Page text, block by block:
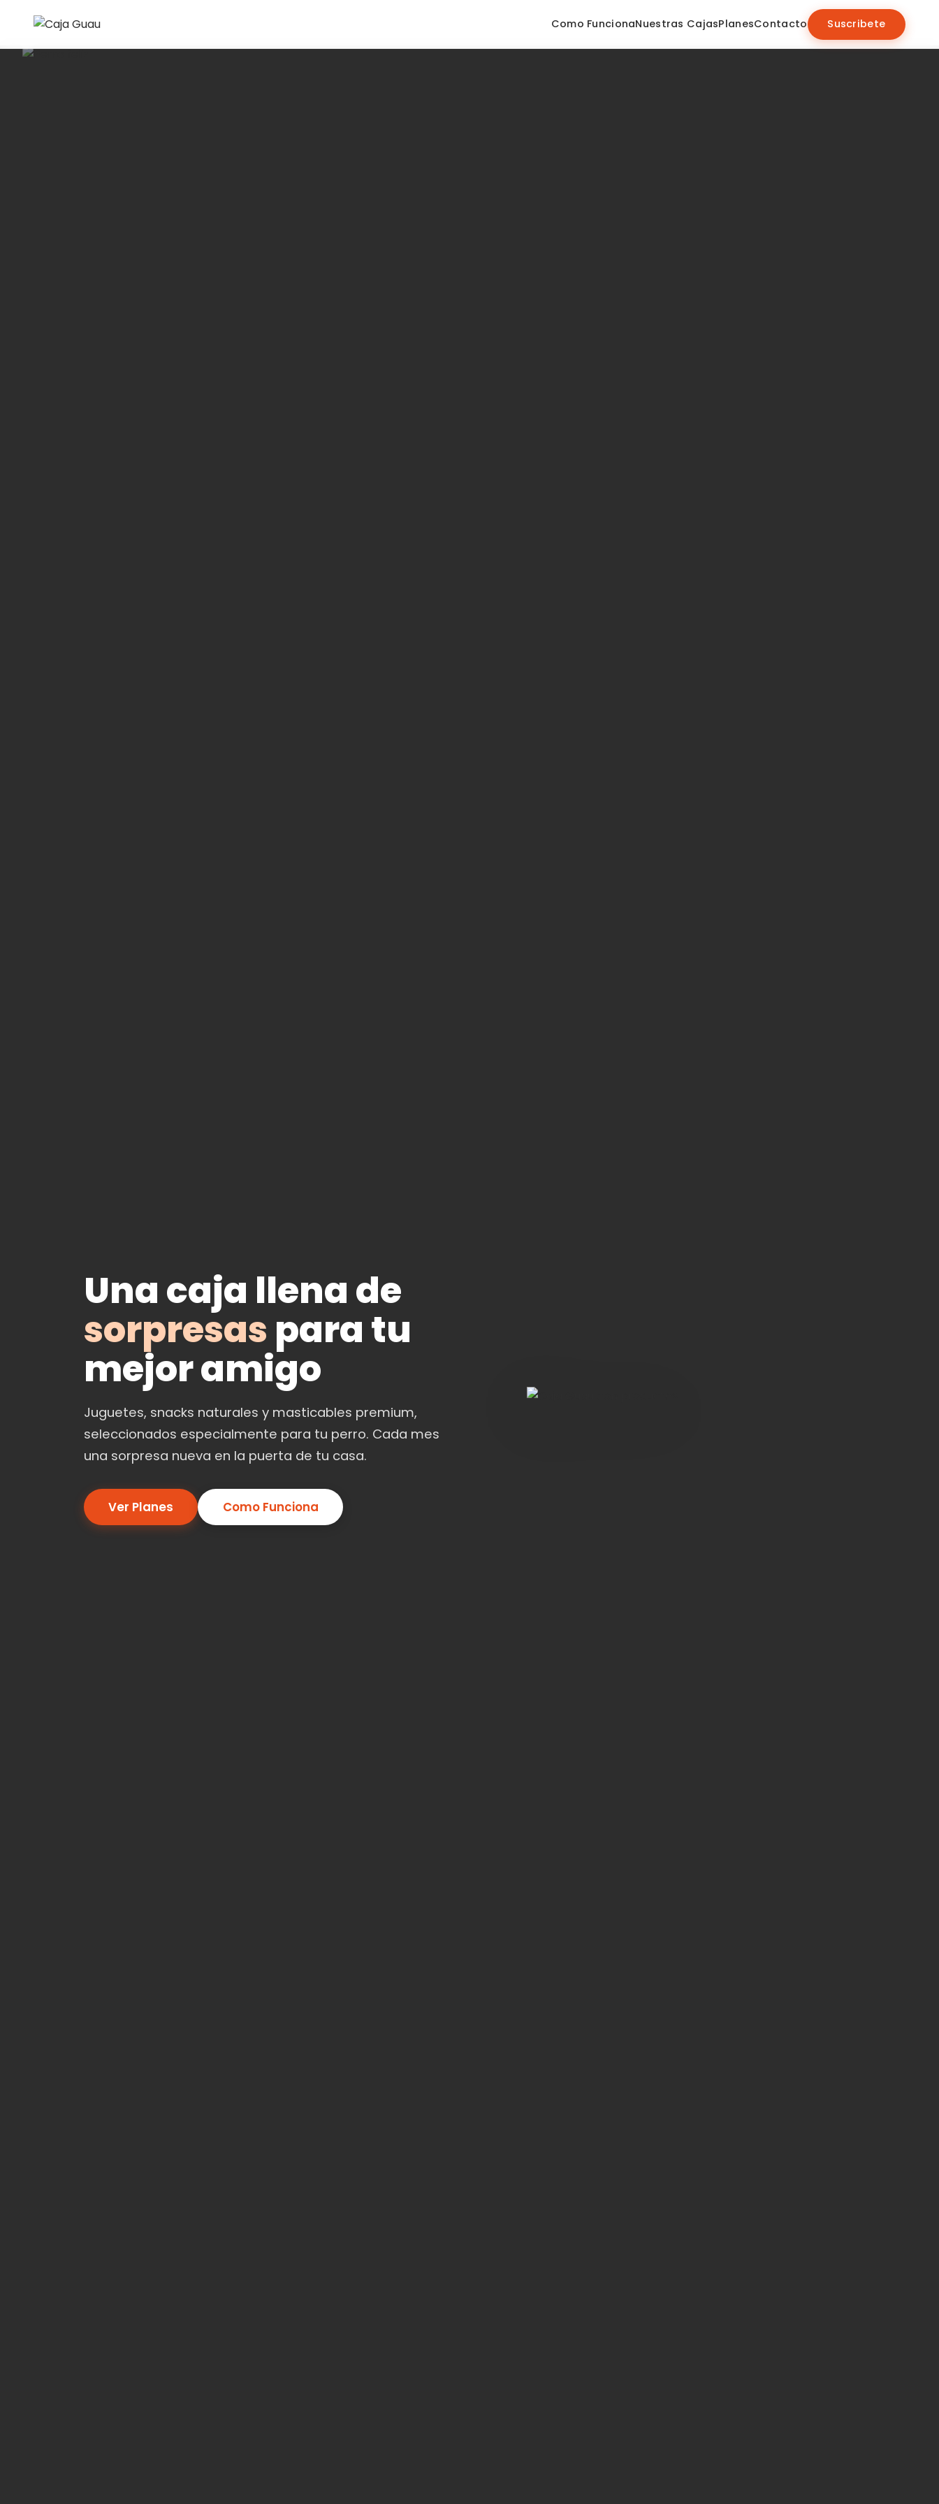
Como FuncionaNuestras CajasPlanesContacto Suscribete
Una caja llena de
sorpresas para tu
mejor amigo
Juguetes, snacks naturales y masticables premium,
seleccionados especialmente para tu perro. Cada mes
una sorpresa nueva en la puerta de tu casa.
Ver Planes Como Funciona